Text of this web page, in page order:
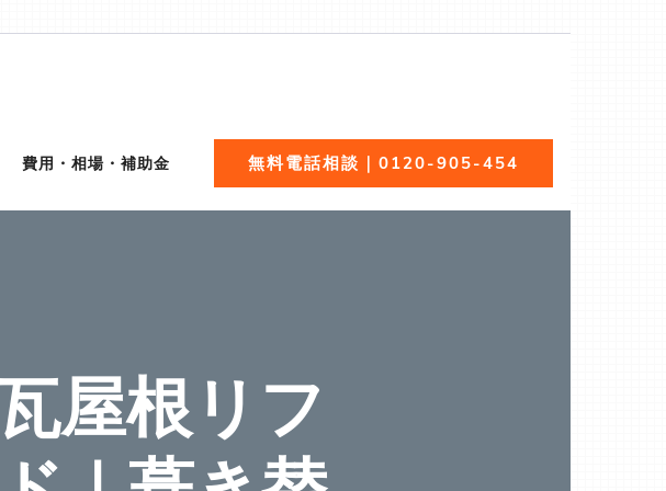
心！費用・相場・補助金 無料電話相談｜0120-905-454
屋根リフ